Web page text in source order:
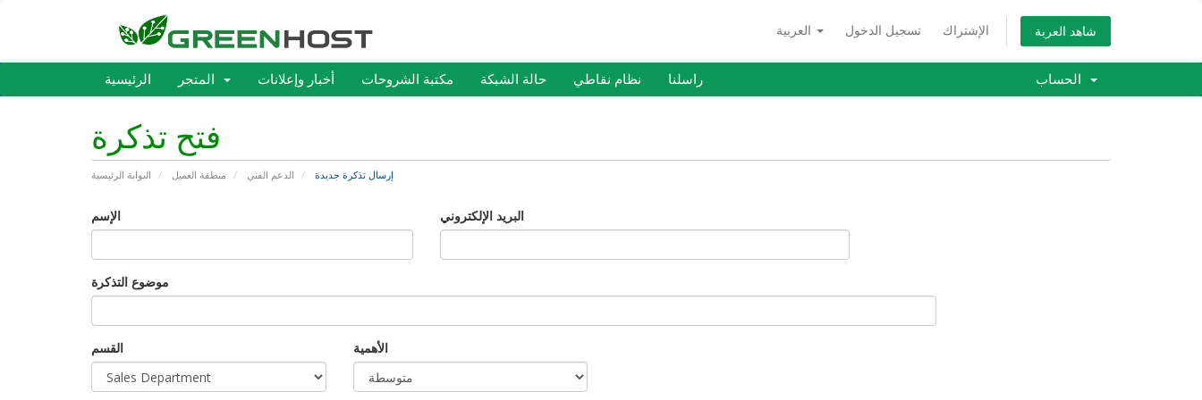
تسجيل الدخول الإشتراك شاهد العربة
الرئيسية أخبار وإعلانات مكتبة الشروحات حالة الشبكة نظام نقاطي راسلنا
فتح تذكرة
البوابة الرئيسية منطقة العميل الدعم الفني إرسال تذكرة جديدة
الإسم البريد الإلكتروني
موضوع التذكرة
القسم الأهمية